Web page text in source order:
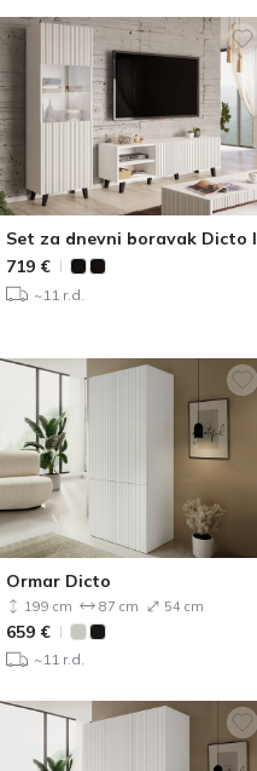
Set za dnevni boravak Dicto I
719 €
~11 r.d.
Ormar Dicto
199 cm 87 cm 54 cm
659 €
~11 r.d.